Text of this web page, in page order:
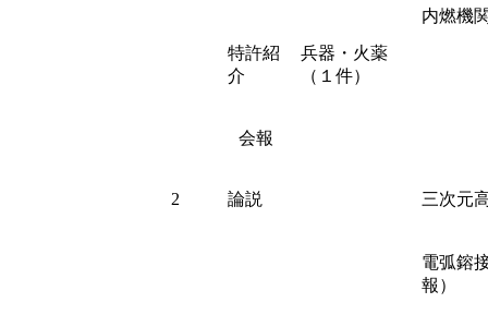
内燃機
特許紹
介
兵器・火薬
（１件）
会報
2 論説 三次元
電弧鎔
報）